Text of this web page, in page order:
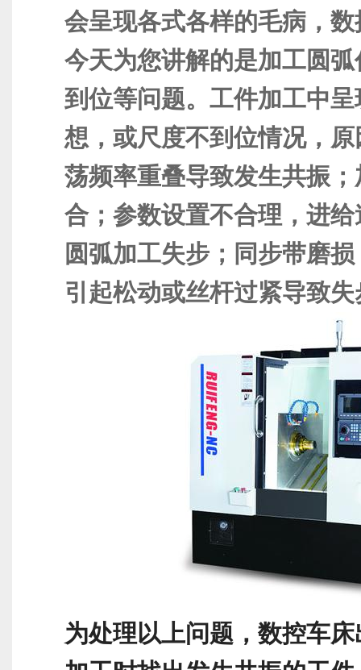
会呈现各式各样的毛病，
今天为您讲解的是加工圆
到位等问题。工件加工中
想，或尺度不到位情况，
荡频率重叠导致发生共振
合；参数设置不合理，进
圆弧加工失步；同步带磨
引起松动或丝杆过紧导致失
为处理以上问题，数控车